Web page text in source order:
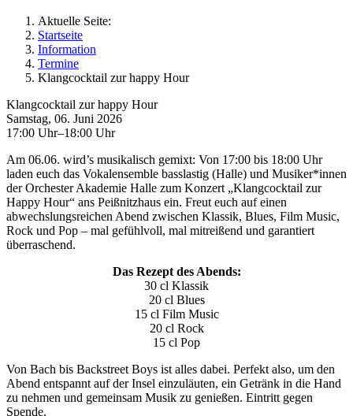
Aktuelle Seite:
Startseite
Information
Termine
Klangcocktail zur happy Hour
Klangcocktail zur happy Hour
Samstag, 06. Juni 2026
17:00 Uhr–18:00 Uhr
Am 06.06. wird’s musikalisch gemixt: Von 17:00 bis 18:00 Uhr
laden euch das Vokalensemble basslastig (Halle) und Musiker*innen
der Orchester Akademie Halle zum Konzert „Klangcocktail zur
Happy Hour“ ans Peißnitzhaus ein. Freut euch auf einen
abwechslungsreichen Abend zwischen Klassik, Blues, Film Music,
Rock und Pop – mal gefühlvoll, mal mitreißend und garantiert
überraschend.
Das Rezept des Abends:
30 cl Klassik
20 cl Blues
15 cl Film Music
20 cl Rock
15 cl Pop
Von Bach bis Backstreet Boys ist alles dabei. Perfekt also, um den
Abend entspannt auf der Insel einzuläuten, ein Getränk in die Hand
zu nehmen und gemeinsam Musik zu genießen. Eintritt gegen
Spende.